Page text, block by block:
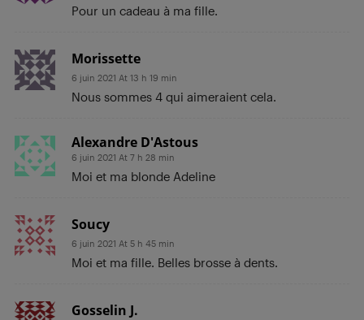
Pour un cadeau à ma fille.
Morissette
6 juin 2021 At 13 h 19 min
Nous sommes 4 qui aimeraient cela.
Alexandre D'Astous
6 juin 2021 At 7 h 28 min
Moi et ma blonde Adeline
Soucy
6 juin 2021 At 5 h 45 min
Moi et ma fille. Belles brosse à dents.
Gosselin J.